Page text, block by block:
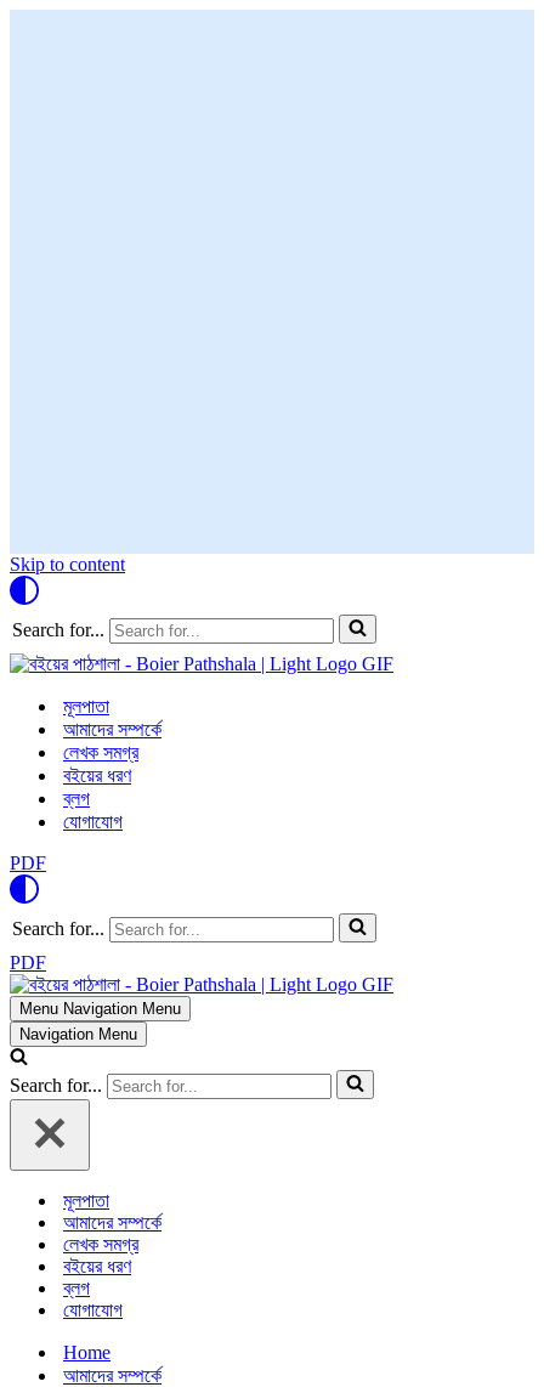
Skip to content
Search for...
মূলপাতা
আমাদের সম্পর্কে
লেখক সমগ্র
বইয়ের ধরণ
ব্লগ
যোগাযোগ
PDF
Search for...
PDF
Menu Navigation Menu
Navigation Menu
Search for...
মূলপাতা
আমাদের সম্পর্কে
লেখক সমগ্র
বইয়ের ধরণ
ব্লগ
যোগাযোগ
Home
আমাদের সম্পর্কে